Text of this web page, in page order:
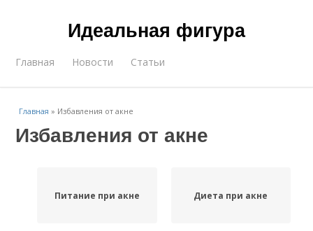
Идеальная фигура
Главная Новости Статьи
Главная » Избавления от акне
Избавления от акне
Питание при акне Диета при акне